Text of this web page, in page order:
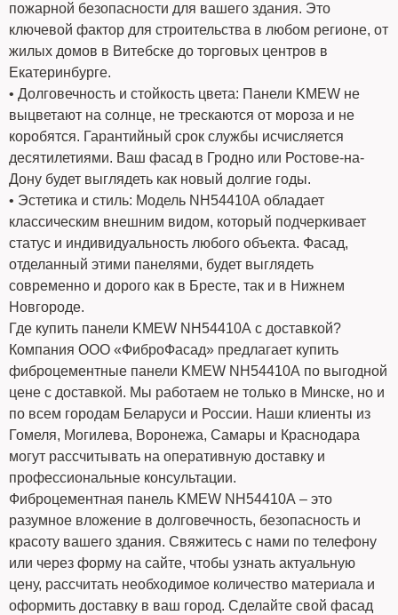
пожарной безопасности для вашего здания. Это
ключевой фактор для строительства в любом регионе, от
жилых домов в Витебске до торговых центров в
Екатеринбурге.
• Долговечность и стойкость цвета: Панели KMEW не
выцветают на солнце, не трескаются от мороза и не
коробятся. Гарантийный срок службы исчисляется
десятилетиями. Ваш фасад в Гродно или Ростове-на-
Дону будет выглядеть как новый долгие годы.
• Эстетика и стиль: Модель NH54410А обладает
классическим внешним видом, который подчеркивает
статус и индивидуальность любого объекта. Фасад,
отделанный этими панелями, будет выглядеть
современно и дорого как в Бресте, так и в Нижнем
Новгороде.
Где купить панели KMEW NH54410А с доставкой?
Компания ООО «ФиброФасад» предлагает купить
фиброцементные панели KMEW NH54410А по выгодной
цене с доставкой. Мы работаем не только в Минске, но и
по всем городам Беларуси и России. Наши клиенты из
Гомеля, Могилева, Воронежа, Самары и Краснодара
могут рассчитывать на оперативную доставку и
профессиональные консультации.
Фиброцементная панель KMEW NH54410А – это
разумное вложение в долговечность, безопасность и
красоту вашего здания. Свяжитесь с нами по телефону
или через форму на сайте, чтобы узнать актуальную
цену, рассчитать необходимое количество материала и
оформить доставку в ваш город. Сделайте свой фасад